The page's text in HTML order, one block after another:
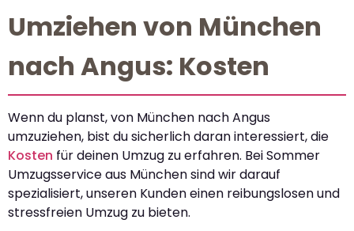
Umziehen von München
nach Angus: Kosten
Wenn du planst, von München nach Angus
umzuziehen, bist du sicherlich daran interessiert, die
Kosten für deinen Umzug zu erfahren. Bei Sommer
Umzugsservice aus München sind wir darauf
spezialisiert, unseren Kunden einen reibungslosen und
stressfreien Umzug zu bieten.